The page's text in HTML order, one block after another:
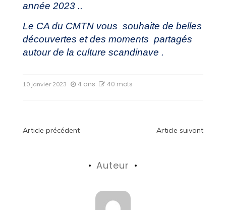
année 2023 ..
Le CA du CMTN vous souhaite de belles
découvertes et des moments partagés
autour de la culture scandinave .
10 janvier 2023 4 ans 40 mots
Navigation
Article précédent Article suivant
Auteur